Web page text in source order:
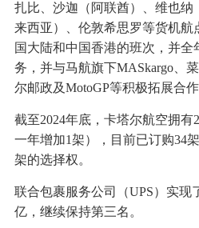
扎比、沙迦（阿联酋）、维也纳
来西亚）、伦敦希思罗等货机航
国大陆和中国香港的班次，并全
务，并与马航旗下MASkargo、
尔邮政及MotoGP等积极拓展合作
截至2024年底，卡塔尔航空拥有
一年增加1架），目前已订购34
架的选择权。
联合包裹服务公司（UPS）实现
亿，继续保持第三名。